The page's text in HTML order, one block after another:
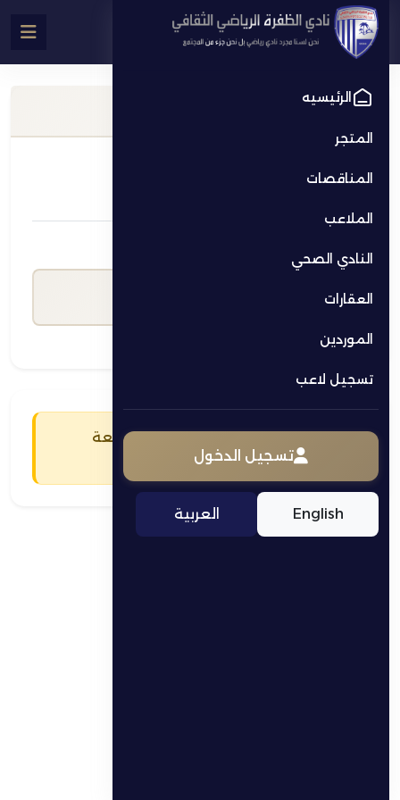
معلومات الملعب
سعر الساعة (د.إ)
يجب عليك تسجيل الدخول للمتابعة
تسجيل الدخول
الرئيسيه
المتجر
المناقصات
الملاعب
النادي الصحي
العقارات
الموردين
تسجيل لاعب
تسجيل الدخول
English العربية